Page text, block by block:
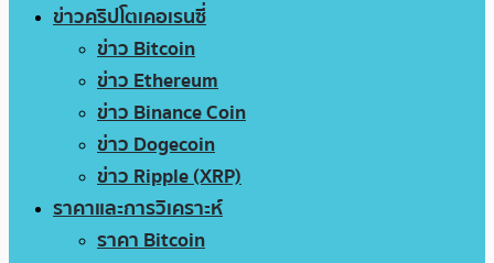
ข่าวคริปโตเคอเรนซี่
ข่าว Bitcoin
ข่าว Ethereum
ข่าว Binance Coin
ข่าว Dogecoin
ข่าว Ripple (XRP)
ราคาและการวิเคราะห์
ราคา Bitcoin